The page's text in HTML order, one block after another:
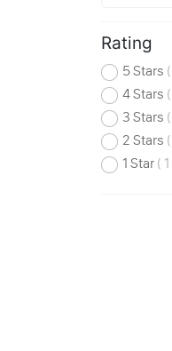
Rating
5 Stars
4 Stars
3 Stars
2 Stars
1 Star (